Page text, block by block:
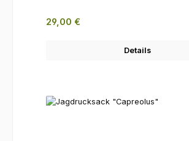
Regulärer Preis:
29,00 €
Details